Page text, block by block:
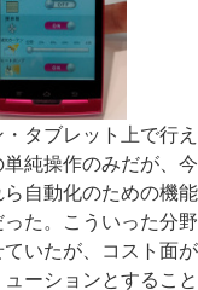
タブレット上で行え
純操作のみだが、今
自動化のための機能
た。こういった分野
いたが、コスト面が
ーションとすること